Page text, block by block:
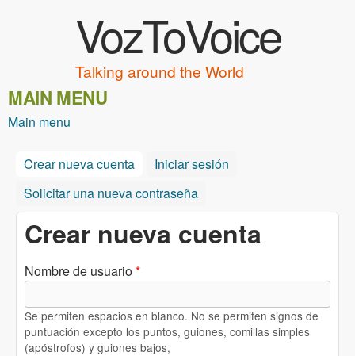
VozToVoice
Talking around the World
MAIN MENU
Main menu
Crear nueva cuenta (solapa activa)
Iniciar sesión
Solicitar una nueva contraseña
Crear nueva cuenta
Nombre de usuario*
Se permiten espacios en blanco. No se permiten signos de
puntuación excepto los puntos, guiones, comillas simples
(apóstrofos) y guiones bajos,